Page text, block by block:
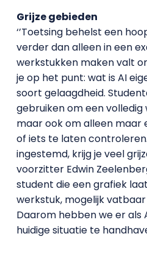
Grijze gebieden
‘’Toetsing behelst een
verder dan alleen in een
werkstukken maken valt
je op het punt: wat is AI
soort gelaagdheid.
gebruiken om een
maar ook om alleen maar
of iets te laten
ingestemd, krijg je veel
voorzitter Edwin
student die een grafiek
werkstuk, mogelijk
Daarom hebben we er als
huidige situatie te